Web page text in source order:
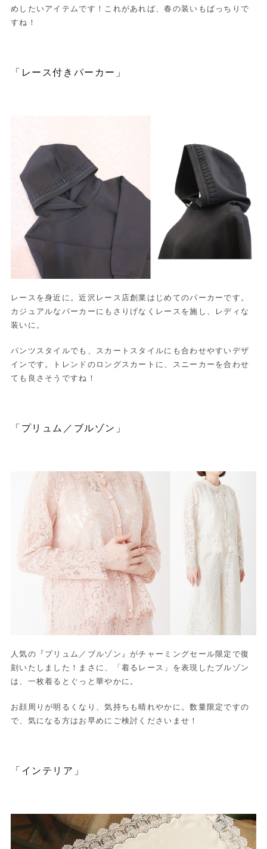
めしたいアイテムです！これがあれば、春の装いもばっちりで
すね！
「レース付きパーカー」
レースを身近に。近沢レース店創業はじめてのパーカーです。
カジュアルなパーカーにもさりげなくレースを施し、レディな
装いに。
パンツスタイルでも、スカートスタイルにも合わせやすいデザ
インです。トレンドのロングスカートに、スニーカーを合わせ
ても良さそうですね！
「プリュム／ブルゾン」
人気の『プリュム／ブルゾン』がチャーミングセール限定で復
刻いたしました！まさに、「着るレース」を表現したブルゾン
は、一枚着るとぐっと華やかに。
お顔周りが明るくなり、気持ちも晴れやかに。数量限定ですの
で、気になる方はお早めにご検討くださいませ！
「インテリア」